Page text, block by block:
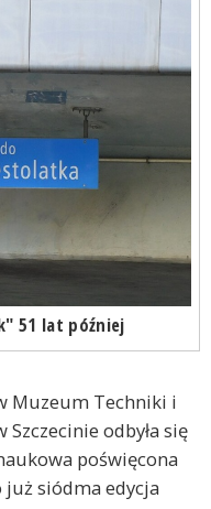
51 lat później
Muzeum Techniki i
odbyła się
poświęcona
już siódma edycja